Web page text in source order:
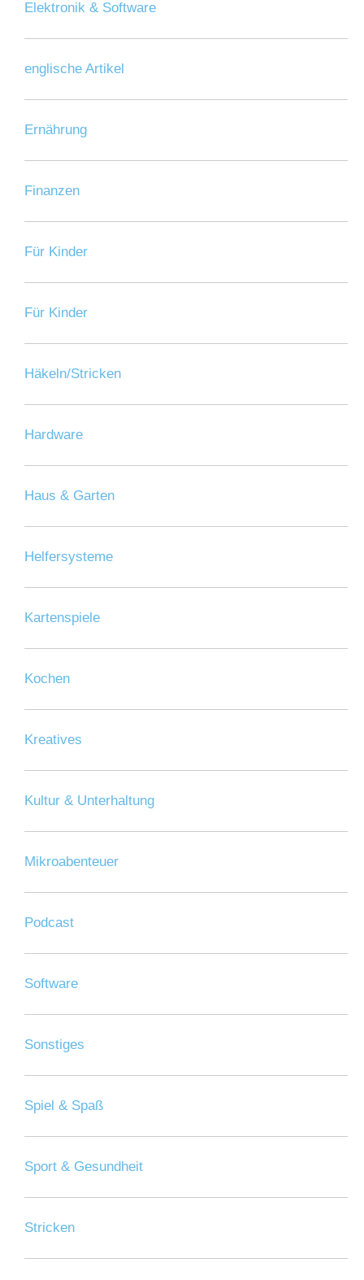
Elektronik & Software
englische Artikel
Ernährung
Finanzen
Für Kinder
Für Kinder
Häkeln/Stricken
Hardware
Haus & Garten
Helfersysteme
Kartenspiele
Kochen
Kreatives
Kultur & Unterhaltung
Mikroabenteuer
Podcast
Software
Sonstiges
Spiel & Spaß
Sport & Gesundheit
Stricken